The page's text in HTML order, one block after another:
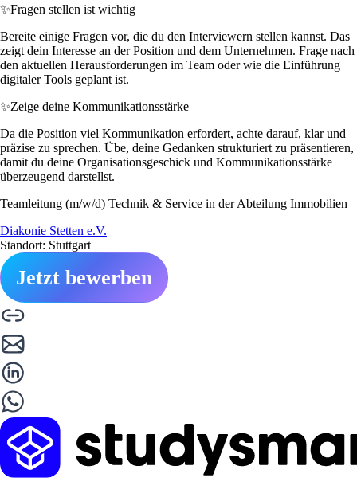
✨Fragen stellen ist wichtig
Bereite einige Fragen vor, die du den Interviewern stellen kannst. Das
zeigt dein Interesse an der Position und dem Unternehmen. Frage nach
den aktuellen Herausforderungen im Team oder wie die Einführung
digitaler Tools geplant ist.
✨Zeige deine Kommunikationsstärke
Da die Position viel Kommunikation erfordert, achte darauf, klar und
präzise zu sprechen. Übe, deine Gedanken strukturiert zu präsentieren,
damit du deine Organisationsgeschick und Kommunikationsstärke
überzeugend darstellst.
Teamleitung (m/w/d) Technik & Service in der Abteilung Immobilien
Diakonie Stetten e.V.
Standort: Stuttgart
Jetzt bewerben